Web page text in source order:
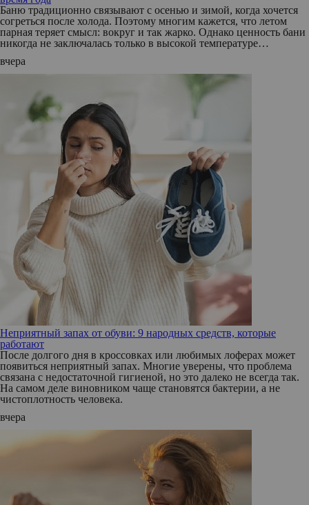
Баню традиционно связывают с осенью и зимой, когда хочется
согреться после холода. Поэтому многим кажется, что летом
парная теряет смысл: вокруг и так жарко. Однако ценность бани
никогда не заключалась только в высокой температуре…
вчера
Неприятный запах от обуви: 9 народных средств, которые
работают
После долгого дня в кроссовках или любимых лоферах может
появиться неприятный запах. Многие уверены, что проблема
связана с недостаточной гигиеной, но это далеко не всегда так.
На самом деле виновником чаще становятся бактерии, а не
чистоплотность человека.
вчера